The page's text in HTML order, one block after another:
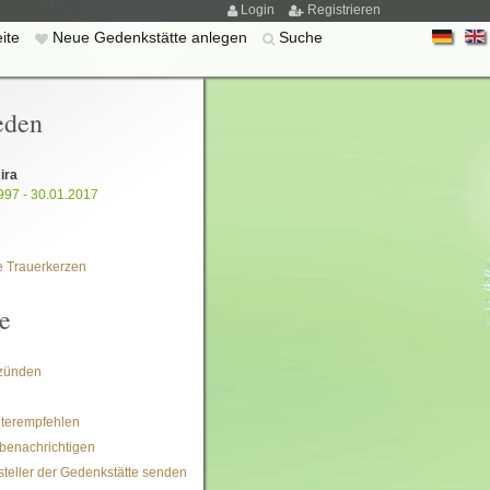
Login Registrieren
Neue Gedenkstätte anlegen Suche
- 30.01.2017
Trauerkerzen
der Gedenkstätte senden